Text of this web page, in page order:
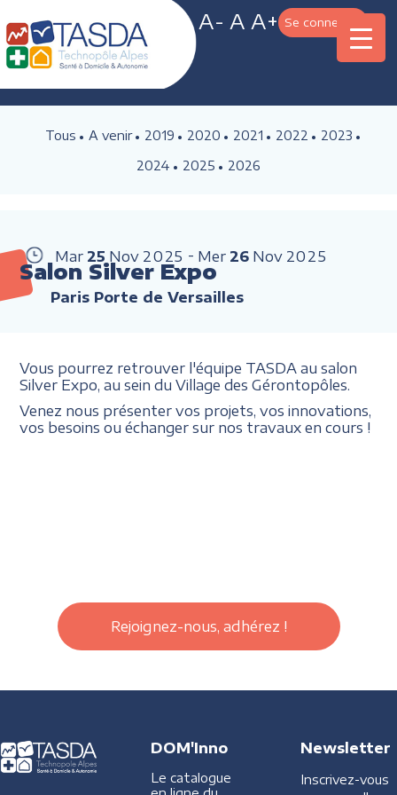
A- A A+ Se connecter
Tous A venir 2019 2020 2021 2022
2023
2024
2025 2026
Mar 25 Nov 2025 Mer 26 Nov 2025
Salon Silver Expo
Paris Porte de Versailles
Vous pourrez retrouver l'équipe TASDA au salon
Silver Expo, au sein du Village des Gérontopôles.
Venez nous présenter vos projets, vos innovations,
vos besoins ou échanger sur nos travaux en cours !
Rejoignez-nous, adhérez !
DOM'Inno
Le catalogue
Newsletter
Inscrivez-vous